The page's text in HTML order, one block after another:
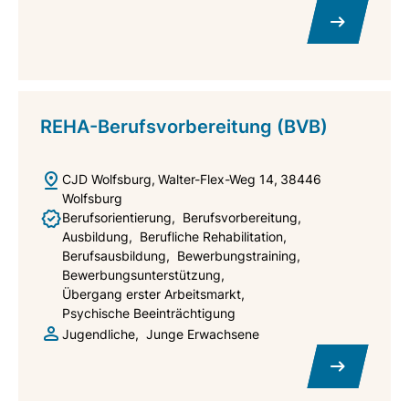
REHA-Berufsvorbereitung (BVB)
CJD Wolfsburg Walter-Flex-Weg 14 38446
Wolfsburg
Berufsorientierung
Berufsvorbereitung
Ausbildung
Berufliche Rehabilitation
Berufsausbildung
Bewerbungstraining
Bewerbungsunterstützung
Übergang erster Arbeitsmarkt
Psychische Beeinträchtigung
Jugendliche
Junge Erwachsene